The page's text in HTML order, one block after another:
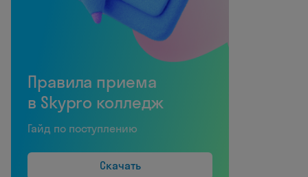
Правила приема
в Skypro колледж
Гайд по поступлению
Скачать